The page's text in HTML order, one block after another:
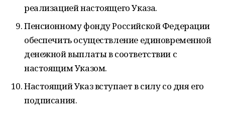
реализацией настоящего Указа.
Пенсионному фонду Российской Федерации
обеспечить осуществление единовременной
денежной выплаты в соответствии с
настоящим Указом.
Настоящий Указ вступает в силу со дня его
подписания.